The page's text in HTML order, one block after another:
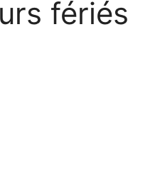
fériés